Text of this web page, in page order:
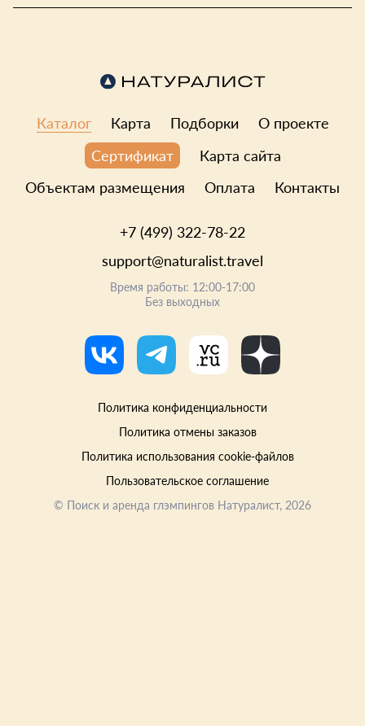
Каталог Карта Подборки
О проекте
Сертификат
Карта сайта
Объектам размещения
Оплата Контакты
+7 (499) 322-78-22
support@naturalist.travel
Время работы: 12:00-17:00
Без выходных
Политика конфиденциальности
Политика отмены заказов
Политика использования cookie-файлов
Пользовательское соглашение
© Поиск и аренда глэмпингов Натуралист, 2026